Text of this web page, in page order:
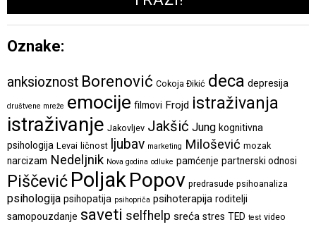
Oznake:
anksioznost Borenović Cokoja Đikić deca depresija
društvene mreže emocije filmovi Frojd istraživanja
istraživanje Jakovljev Jakšić Jung kognitivna
psihologija Levai ličnost ljubav marketing Milošević mozak
narcizam Nedeljnik Nova godina odluke pamćenje partnerski odnosi
Piščević PoljakPopov predrasude psihoanaliza
psihologija psihopatija psihopriča psihoterapija roditelji
samopouzdanje saveti selfhelp sreća stres TED test video